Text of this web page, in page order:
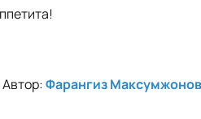
Автор:Фарангиз